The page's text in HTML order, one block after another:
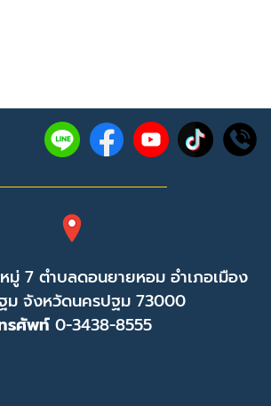
มู่ 7 ตำบลดอนยายหอม อำเภอเมือง
ม จังหวัดนครปฐม 73000
รศัพท์ 0-3438-8555